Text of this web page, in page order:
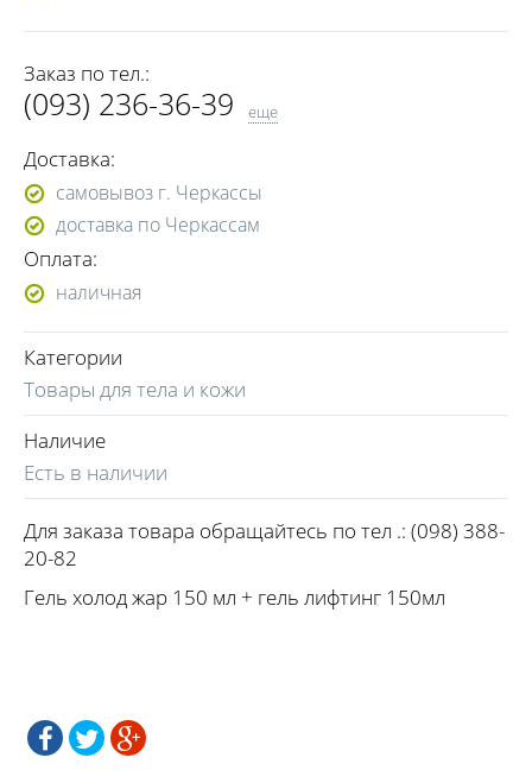
Заказ по тел.:
(093) 236-36-39
еще
Доставка:
самовывоз г. Черкассы
доставка по Черкассам
Оплата:
наличная
Категории
Товары для тела и кожи
Наличие
Есть в наличии
Для заказа товара обращайтесь по тел .: (098) 388-
20-82
Гель холод жар 150 мл + гель лифтинг 150мл